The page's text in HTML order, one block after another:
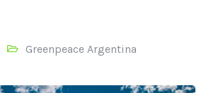
Greenpeace Argentina